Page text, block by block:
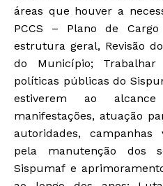
áreas que houver a
PCCS – Plano de
estrutura geral, Revisão
do Município;
políticas públicas do
estiverem ao
manifestações, atuação
autoridades,
pela manutenção dos
Sispumaf e